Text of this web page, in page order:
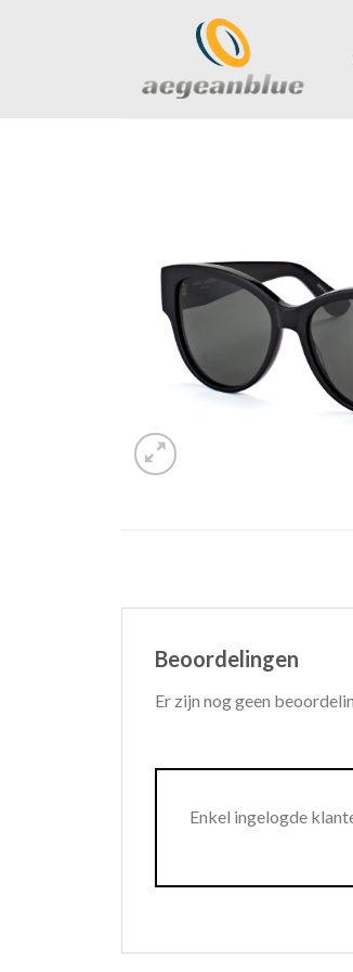
Beoordelingen
Er zijn nog geen
Enkel ingelogde